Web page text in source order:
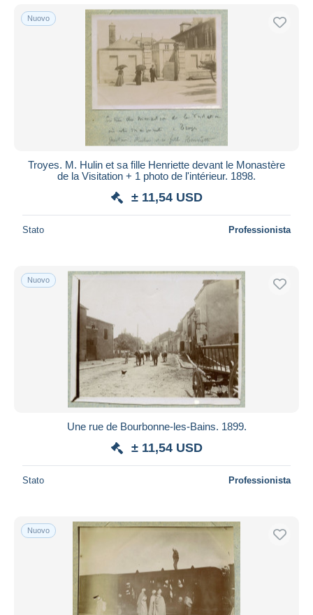
Nuovo
Troyes. M. Hulin et sa fille Henriette devant le Monastère
de la Visitation + 1 photo de l'intérieur. 1898.
± 11,54 USD
Stato Professionista
Nuovo
Une rue de Bourbonne-les-Bains. 1899.
± 11,54 USD
Stato Professionista
Nuovo